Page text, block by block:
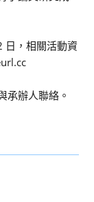
日，相關活動資
承辦人聯絡。